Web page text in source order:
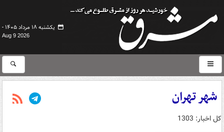
یکشنبه ۱۸ مرداد ۱۴۰۵ -
Aug 9 2026
شهر تهران
کل اخبار: 1303